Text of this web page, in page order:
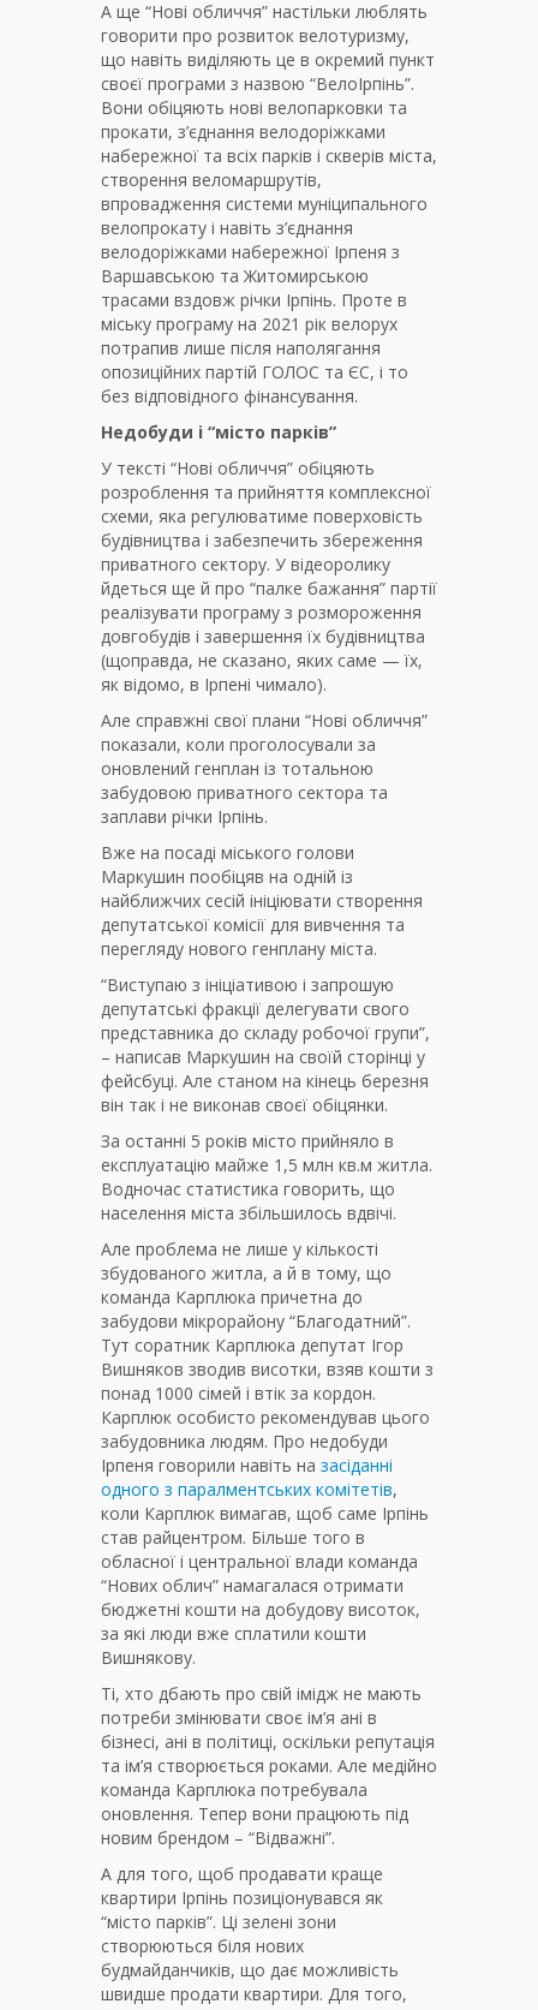
А ще “Нові обличчя” настільки люблять
говорити про розвиток велотуризму,
що навіть виділяють це в окремий пункт
своєї програми з назвою “ВелоІрпінь”.
Вони обіцяють нові велопарковки та
прокати, з’єднання велодоріжками
набережної та всіх парків і скверів міста,
створення веломаршрутів,
впровадження системи муніципального
велопрокату і навіть з’єднання
велодоріжками набережної Ірпеня з
Варшавською та Житомирською
трасами вздовж річки Ірпінь. Проте в
міську програму на 2021 рік велорух
потрапив лише після наполягання
опозиційних партій ГОЛОС та ЄС, і то
без відповідного фінансування.
Недобуди і “місто парків”
У тексті “Нові обличчя” обіцяють
розроблення та прийняття комплексної
схеми, яка регулюватиме поверховість
будівництва і забезпечить збереження
приватного сектору. У відеоролику
йдеться ще й про “палке бажання” партії
реалізувати програму з розмороження
довгобудів і завершення їх будівництва
(щоправда, не сказано, яких саме — їх,
як відомо, в Ірпені чимало).
Але справжні свої плани “Нові обличчя”
показали, коли проголосували за
оновлений генплан із тотальною
забудовою приватного сектора та
заплави річки Ірпінь.
Вже на посаді міського голови
Маркушин пообіцяв на одній із
найближчих сесій ініціювати створення
депутатської комісії для вивчення та
перегляду нового генплану міста.
“Виступаю з ініціативою і запрошую
депутатські фракції делегувати свого
представника до складу робочої групи”,
– написав Маркушин на своїй сторінці у
фейсбуці. Але станом на кінець березня
він так і не виконав своєї обіцянки.
За останні 5 років місто прийняло в
експлуатацію майже 1,5 млн кв.м житла.
Водночас статистика говорить, що
населення міста збільшилось вдвічі.
Але проблема не лише у кількості
збудованого житла, а й в тому, що
команда Карплюка причетна до
забудови мікрорайону “Благодатний”.
Тут соратник Карплюка депутат Ігор
Вишняков зводив висотки, взяв кошти з
понад 1000 сімей і втік за кордон.
Карплюк особисто рекомендував цього
забудовника людям. Про недобуди
Ірпеня говорили навіть на засіданні
одного з паралментських комітетів,
коли Карплюк вимагав, щоб саме Ірпінь
став райцентром. Більше того в
обласної і центральної влади команда
“Нових облич” намагалася отримати
бюджетні кошти на добудову висоток,
за які люди вже сплатили кошти
Вишнякову.
Ті, хто дбають про свій імідж не мають
потреби змінювати своє ім’я ані в
бізнесі, ані в політиці, оскільки репутація
та ім’я створюється роками. Але медійно
команда Карплюка потребувала
оновлення. Тепер вони працюють під
новим брендом – “Відважні”.
А для того, щоб продавати краще
квартири Ірпінь позиціонувався як
“місто парків”. Ці зелені зони
створюються біля нових
будмайданчиків, що дає можливість
швидше продати квартири. Для того,